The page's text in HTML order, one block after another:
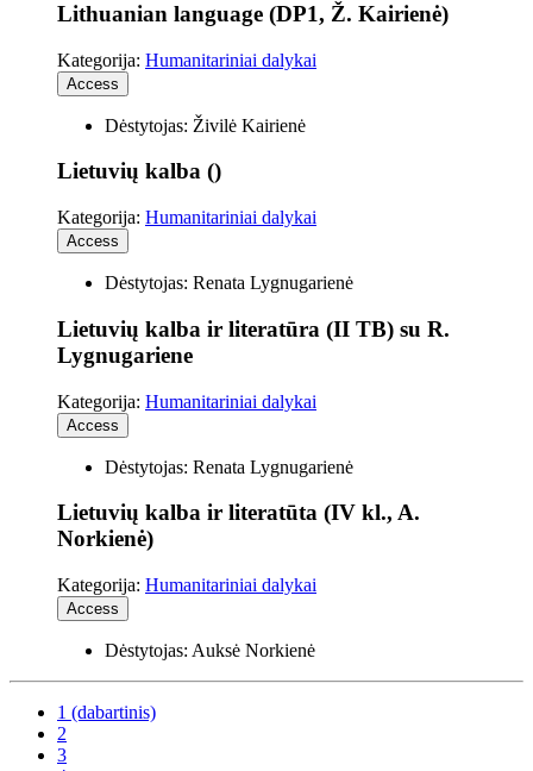
Lithuanian language (DP1, Ž. Kairienė)
Kategorija: Humanitariniai dalykai
Access
Dėstytojas: Živilė Kairienė
Lietuvių kalba ()
Kategorija: Humanitariniai dalykai
Access
Dėstytojas: Renata Lygnugarienė
Lietuvių kalba ir literatūra (II TB) su R.
Lygnugariene
Kategorija: Humanitariniai dalykai
Access
Dėstytojas: Renata Lygnugarienė
Lietuvių kalba ir literatūta (IV kl., A.
Norkienė)
Kategorija: Humanitariniai dalykai
Access
Dėstytojas: Auksė Norkienė
1 (dabartinis)
2
3